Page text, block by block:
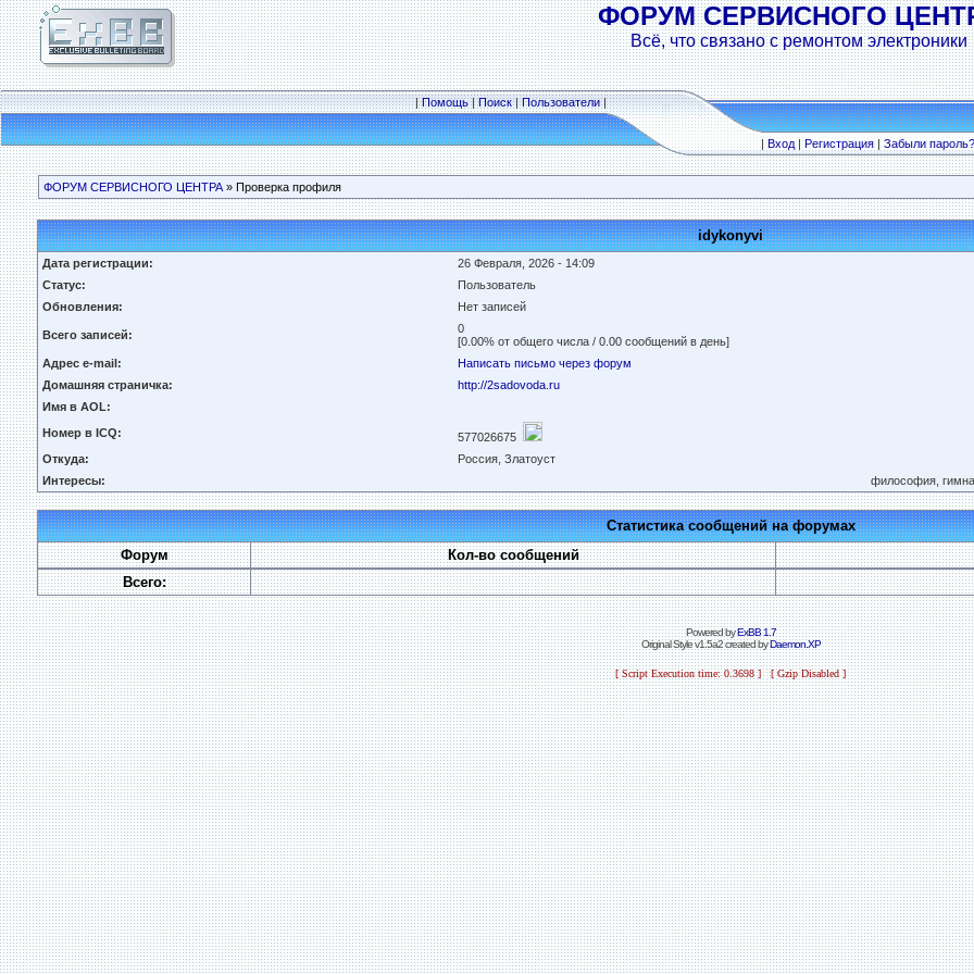
ФОРУМ СЕРВИСНОГО
Всё, что связано с ремонтом электроники
|Помощь|Поиск|Пользователи|
|Вход|Регистрация|Забыли пароль?
ФОРУМ СЕРВИСНОГО ЦЕНТРА » Проверка профиля
idykonyvi
Дата регистрации:
26 Февраля, 2026 - 14:09
Статус:
Пользователь
Обновления:
Нет записей
Всего записей:
0
[0.00% от общего числа / 0.00 сообщений в день]
Адрес e-mail:
Написать письмо через форум
Домашняя страничка:
http://2sadovoda.ru
Имя в AOL:
Номер в ICQ:
577026675
Откуда:
Россия, Златоуст
Интересы:
философия,
Статистика сообщений на форумах
Форум
Кол-во сообщений
Всего:
Powered byExBB 1.7
Original Style v1.5a2 created byDaemon.XP
[ Script Execution time: 0.3698 ] [ Gzip Disabled ]